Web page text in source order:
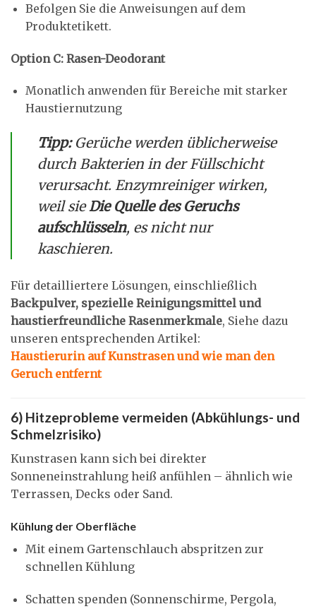
Befolgen Sie die Anweisungen auf dem
Produktetikett.
Option C: Rasen-Deodorant
Monatlich anwenden für Bereiche mit starker
Haustiernutzung
Tipp:Gerüche werden üblicherweise
durch Bakterien in der Füllschicht
verursacht. Enzymreiniger wirken,
weil sieDie Quelle des Geruchs
aufschlüsseln, es nicht nur
kaschieren.
Für detailliertere Lösungen, einschließlich
Backpulver, spezielle Reinigungsmittel und
haustierfreundliche Rasenmerkmale, Siehe dazu
unseren entsprechenden Artikel:
Haustierurin auf Kunstrasen und wie man den
Geruch entfernt
6) Hitzeprobleme vermeiden (Abkühlungs- und
Schmelzrisiko)
Kunstrasen kann sich bei direkter
Sonneneinstrahlung heiß anfühlen – ähnlich wie
Terrassen, Decks oder Sand.
Kühlung der Oberfläche
Mit einem Gartenschlauch abspritzen zur
schnellen Kühlung
Schatten spenden (Sonnenschirme, Pergola,